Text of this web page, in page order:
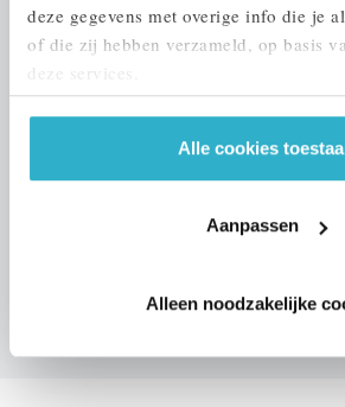
deze gegevens met overige info die je
of die zij hebben verzameld, op basis
deze services.
Alle cookies
Aanpassen
Alleen noodzakelijke
We verrekenen de waarde van uw auto